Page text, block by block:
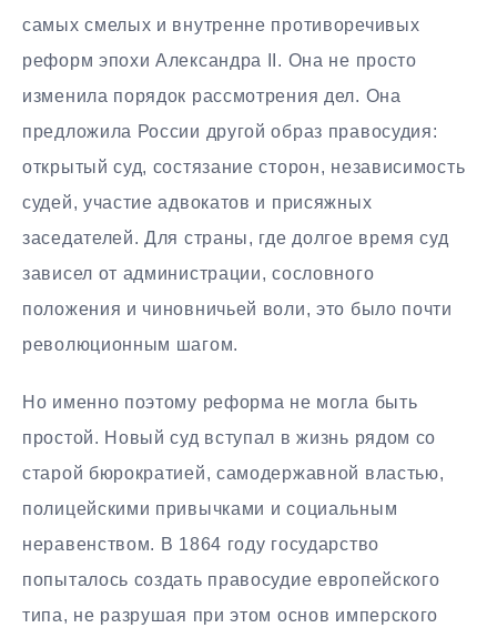
самых смелых и внутренне противоречивых
реформ эпохи Александра II. Она не просто
изменила порядок рассмотрения дел. Она
предложила России другой образ правосудия:
открытый суд, состязание сторон, независимость
судей, участие адвокатов и присяжных
заседателей. Для страны, где долгое время суд
зависел от администрации, сословного
положения и чиновничьей воли, это было почти
революционным шагом.
Но именно поэтому реформа не могла быть
простой. Новый суд вступал в жизнь рядом со
старой бюрократией, самодержавной властью,
полицейскими привычками и социальным
неравенством. В 1864 году государство
попыталось создать правосудие европейского
типа, не разрушая при этом основ имперского